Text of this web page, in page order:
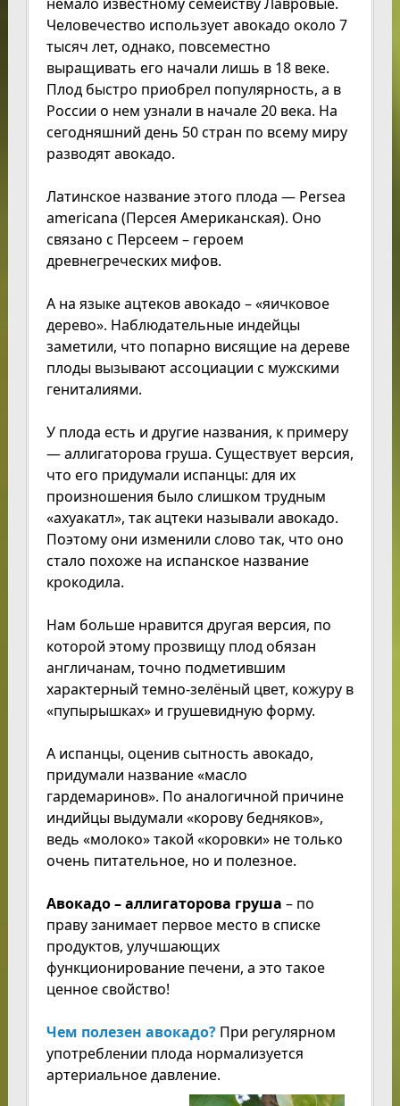
Человечество использует авокадо около 7
тысяч лет, однако, повсеместно
выращивать его начали лишь в 18 веке.
Плод быстро приобрел популярность, а в
России о нем узнали в начале 20 века. На
сегодняшний день 50 стран по всему миру
разводят авокадо.
Латинское название этого плода — Persea
americana (Персея Американская). Оно
связано с Персеем – героем
древнегреческих мифов.
А на языке ацтеков авокадо – «яичковое
дерево». Наблюдательные индейцы
заметили, что попарно висящие на дереве
плоды вызывают ассоциации с мужскими
гениталиями.
У плода есть и другие названия, к примеру
— аллигаторова груша. Существует версия,
что его придумали испанцы: для их
произношения было слишком трудным
«ахуакатл», так ацтеки называли авокадо.
Поэтому они изменили слово так, что оно
стало похоже на испанское название
крокодила.
Нам больше нравится другая версия, по
которой этому прозвищу плод обязан
англичанам, точно подметившим
характерный темно-зелёный цвет, кожуру в
«пупырышках» и грушевидную форму.
А испанцы, оценив сытность авокадо,
придумали название «масло
гардемаринов». По аналогичной причине
индийцы выдумали «корову бедняков»,
ведь «молоко» такой «коровки» не только
очень питательное, но и полезное.
Авокадо – аллигаторова груша – по
праву занимает первое место в списке
продуктов, улучшающих
функционирование печени, а это такое
ценное свойство!
Чем полезен авокадо?При регулярном
употреблении плода нормализуется
артериальное давление.